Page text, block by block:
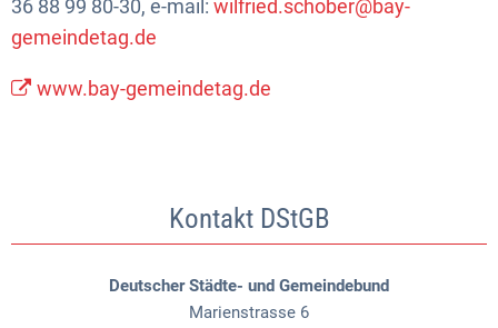
36 88 99 80-30, e-mail: wilfried.schober@bay-
gemeindetag.de
www.bay-gemeindetag.de
Kontakt DStGB
Deutscher Städte- und Gemeindebund
Marienstrasse 6